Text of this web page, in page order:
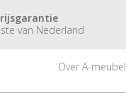
van Nederland
Over A-meubel